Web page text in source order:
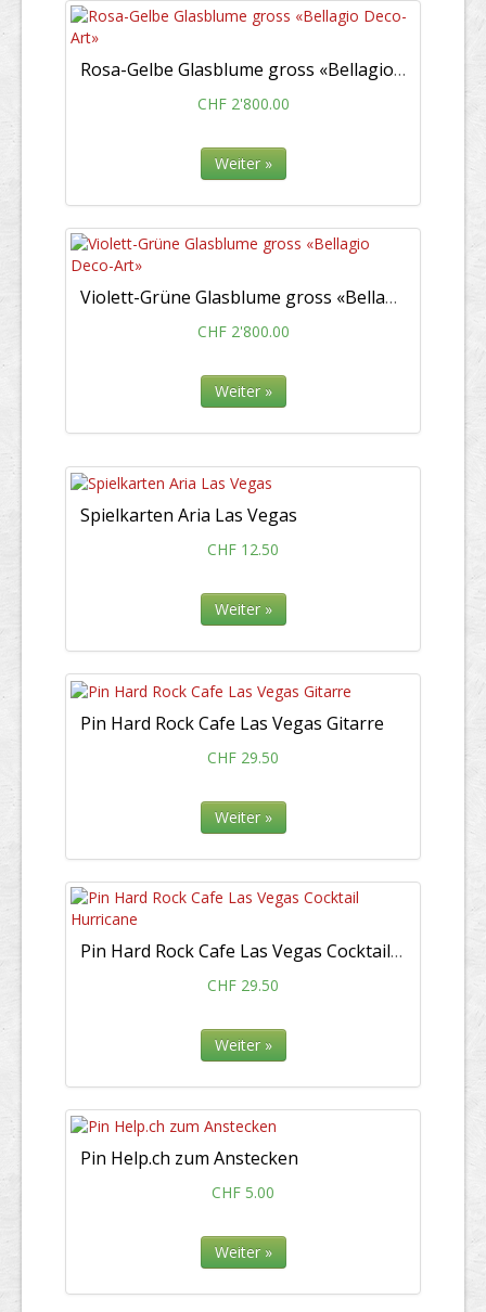
Rosa-Gelbe Glasblume gross «Bellagio Deco-Art»
CHF 2'800.00
Weiter »
Violett-Grüne Glasblume gross «Bellagio Deco-Art»
CHF 2'800.00
Weiter »
Spielkarten Aria Las Vegas
CHF 12.50
Weiter »
Pin Hard Rock Cafe Las Vegas Gitarre
CHF 29.50
Weiter »
Pin Hard Rock Cafe Las Vegas Cocktail Hurricane
CHF 29.50
Weiter »
Pin Help.ch zum Anstecken
CHF 5.00
Weiter »